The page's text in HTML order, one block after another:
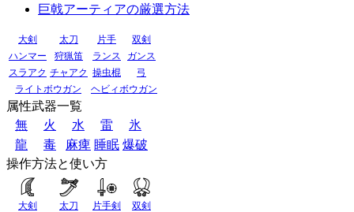
巨戟アーティアの厳選方法
大剣 太刀 片手
双剣
ハンマー
狩猟笛 ランス
ガンス
スラアク チャアク 操虫棍
弓
ライトボウガン
ヘビィボウガン
属性武器一覧
無
火 水 雷
氷
龍
毒 麻痺 睡眠 爆破
操作方法と使い方
大剣 太刀 片手剣 双剣